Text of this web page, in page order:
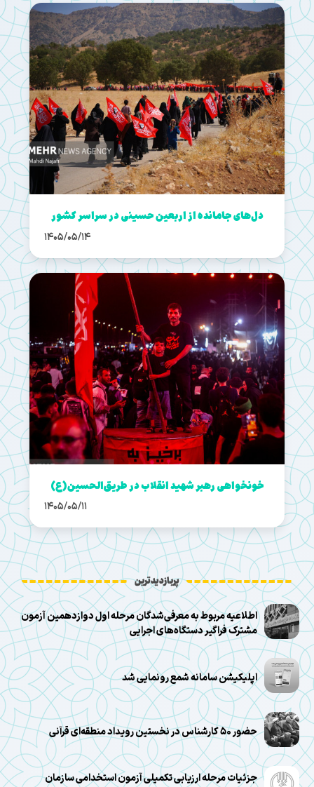
دل‌های جامانده از اربعین حسینی در سراسر کشور
1405/05/14
خونخواهی رهبر شهید انقلاب در طریق‌الحسین(ع)
1405/05/11
پربازدیدترین
اطلاعیه مربوط به معرفی‌شدگان مرحله اول دوازدهمین آزمون
مشترک فراگیر دستگاه‌های اجرایی
اپلیکیشن سامانه شمع رونمایی شد
حضور ۵۰ کارشناس در نخستین رویداد منطقه‌ای قرآنی
جزئیات مرحله ارزیابی تکمیلی آزمون استخدامی سازمان